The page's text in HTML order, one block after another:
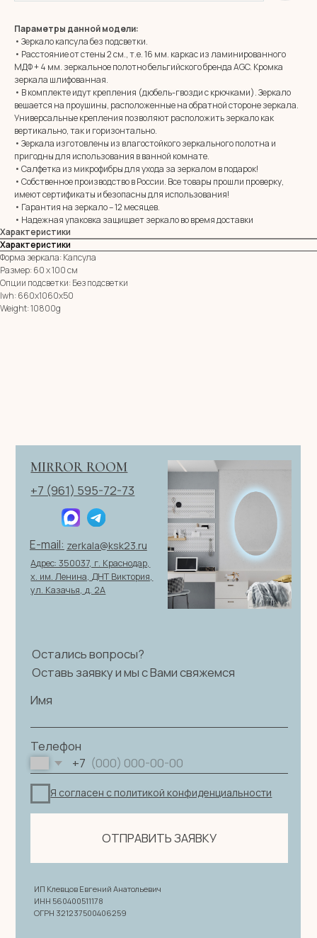
Параметры данной модели:
• Зеркало капсула без подсветки.
• Расстояние от стены 2 см., т.е. 16 мм. каркас из ламинированного
МДФ + 4 мм. зеркальное полотно бельгийского бренда AGC. Кромка
зеркала шлифованная.
• В комплекте идут крепления (дюбель-гвозди с крючками). Зеркало
вешается на проушины, расположенные на обратной стороне зеркала.
Универсальные крепления позволяют расположить зеркало как
вертикально, так и горизонтально.
• Зеркала изготовлены из влагостойкого зеркального полотна и
пригодны для использования в ванной комнате.
• Салфетка из микрофибры для ухода за зеркалом в подарок!
• Собственное производство в России. Все товары прошли проверку,
имеют сертификаты и безопасны для использования!
• Гарантия на зеркало – 12 месяцев.
• Надежная упаковка защищает зеркало во время доставки
Характеристики
Характеристики
Форма зеркала: Капсула
Размер: 60 х 100 см
Опции подсветки: Без подсветки
lwh: 660x1060x50
Weight: 10800g
MIRROR ROOM
+7 (961) 595-72-73
E-mail:
Адрес: 350037, г. Краснодар,
х. им. Ленина, ДНТ Виктория,
ул. Казачья, д. 2А
© 2026 ИП Клевцов Е.А.Все права защищены.
Политика конфиденциальности|Согласие на обработку
персональных данных|Договор оферты
ОГРН 321237500406259
zerkala@ksk23.ru
Остались вопросы?
Оставь заявку и мы с Вами свяжемся
Имя